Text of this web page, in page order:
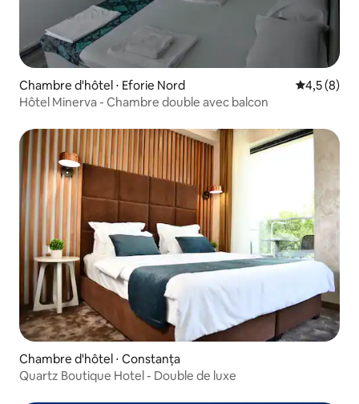
Chambre d'hôtel ⋅ Eforie Nord Évaluation
4,5 (8)
Hôtel Minerva - Chambre double avec balcon
Chambre d'hôtel ⋅ Constanța
Quartz Boutique Hotel - Double de luxe